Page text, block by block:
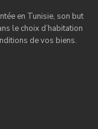
en Tunisie, son but
le choix d’habitation
de vos biens.